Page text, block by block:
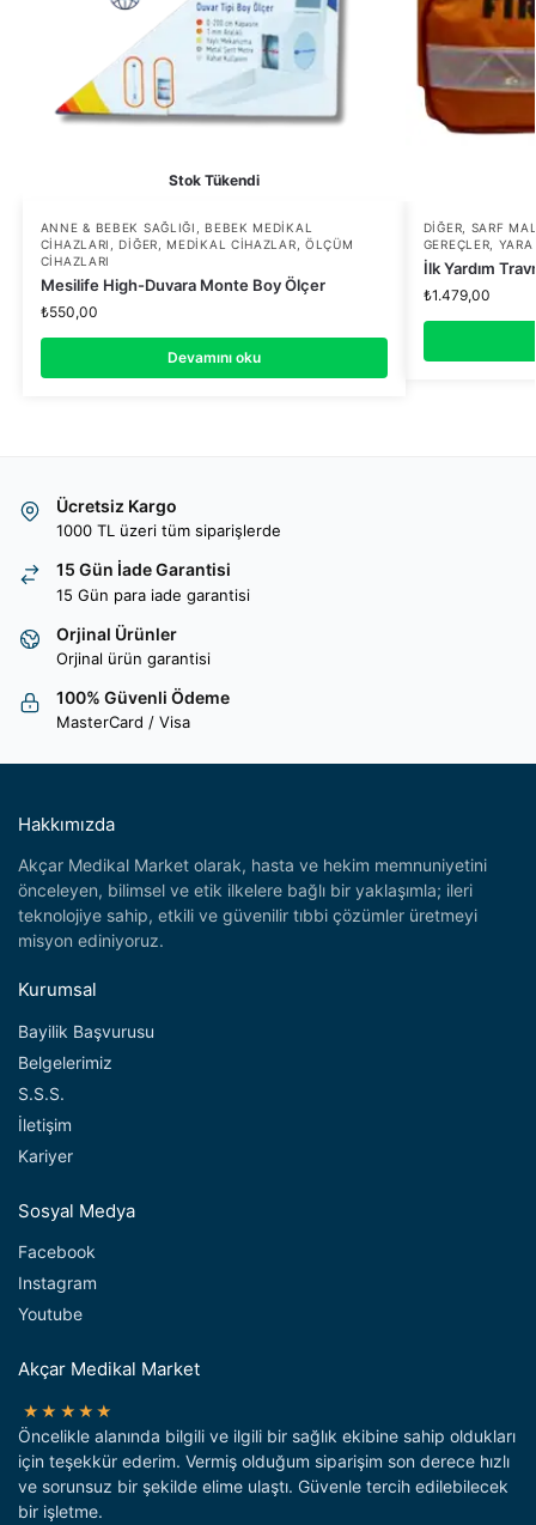
Stok Tükendi
ANNE & BEBEK SAĞLIĞI
BEBEK MEDIKAL
CIHAZLARI
DIĞER MEDIKAL CIHAZLAR
ÖLÇÜM
CIHAZLARI
Mesilife High-Duvara Monte Boy Ölçer
₺550,00
Devamını oku
DIĞER
SARF
GEREÇLER
İlk Yardım
₺1.479,00
Ücretsiz Kargo
1000 TL üzeri tüm siparişlerde
15 Gün İade Garantisi
15 Gün para iade garantisi
Orjinal Ürünler
Orjinal ürün garantisi
100% Güvenli Ödeme
MasterCard / Visa
Hakkımızda
Akçar Medikal Market olarak, hasta ve hekim memnuniyetini
önceleyen, bilimsel ve etik ilkelere bağlı bir yaklaşımla; ileri
teknolojiye sahip, etkili ve güvenilir tıbbi çözümler üretmeyi
misyon ediniyoruz.
Kurumsal
Bayilik Başvurusu
Belgelerimiz
S.S.S.
İletişim
Kariyer
Sosyal Medya
Facebook
Instagram
Youtube
Akçar Medikal Market
★★★★★
Öncelikle alanında bilgili ve ilgili bir sağlık ekibine sahip oldukları
için teşekkür ederim. Vermiş olduğum siparişim son derece hızlı
ve sorunsuz bir şekilde elime ulaştı. Güvenle tercih edilebilecek
bir işletme.